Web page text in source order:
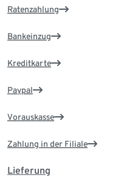
Ratenzahlung
Bankeinzug
Kreditkarte
Paypal
Vorauskasse
Zahlung in der Filiale
Lieferung